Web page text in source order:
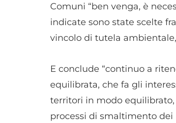
Comuni “ben venga, è
indicate sono state scelte
vincolo di tutela
E conclude “continuo a
equilibrata, che fa gli
territori in modo
processi di smaltimento